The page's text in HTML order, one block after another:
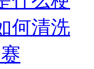
何清洗